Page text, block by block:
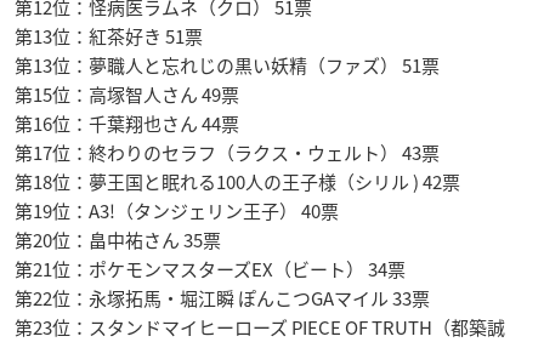
第12位：怪病医ラムネ（クロ） 51票
第13位：紅茶好き 51票
第13位：夢職人と忘れじの黒い妖精（ファズ） 51票
第15位：高塚智人さん 49票
第16位：千葉翔也さん 44票
第17位：終わりのセラフ（ラクス・ウェルト） 43票
第18位：夢王国と眠れる100人の王子様（シリル ) 42票
第19位：A3!（タンジェリン王子） 40票
第20位：畠中祐さん 35票
第21位：ポケモンマスターズEX（ビート） 34票
第22位：永塚拓馬・堀江瞬 ぽんこつGAマイル 33票
第23位：スタンドマイヒーローズ PIECE OF TRUTH（都築誠